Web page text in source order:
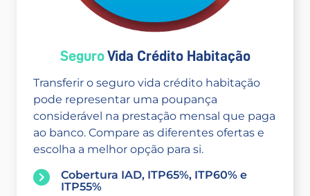
SeguroVida Crédito Habitação
Transferir o seguro vida crédito habitação
pode representar uma poupança
considerável na prestação mensal que paga
ao banco. Compare as diferentes ofertas e
escolha a melhor opção para si.
Cobertura IAD, ITP65%, ITP60% e
ITP55%